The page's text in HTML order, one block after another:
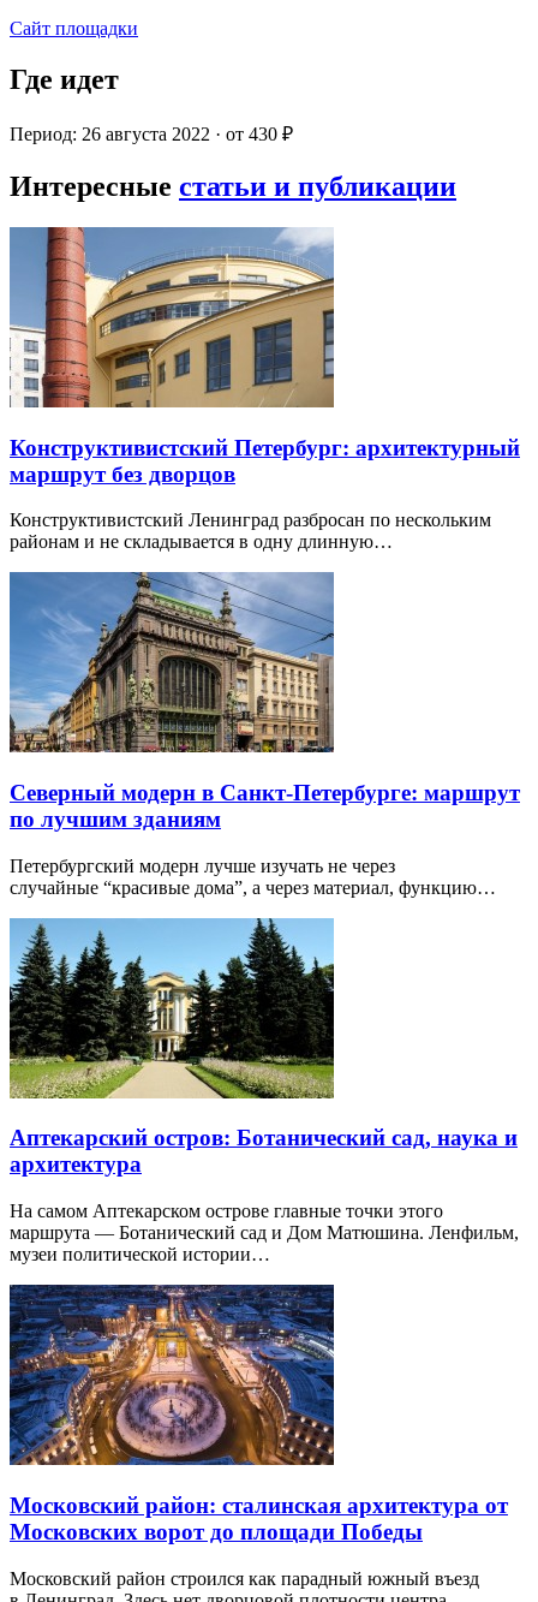
Сайт площадки
Где идет
Период: 26 августа 2022 · от 430 ₽
Интересные статьи и публикации
Конструктивистский Петербург: архитектурный
маршрут без дворцов
Конструктивистский Ленинград разбросан по нескольким
районам и не складывается в одну длинную…
Северный модерн в Санкт-Петербурге: маршрут
по лучшим зданиям
Петербургский модерн лучше изучать не через
случайные “красивые дома”, а через материал, функцию…
Аптекарский остров: Ботанический сад, наука и
архитектура
На самом Аптекарском острове главные точки этого
маршрута — Ботанический сад и Дом Матюшина. Ленфильм,
музеи политической истории…
Московский район: сталинская архитектура от
Московских ворот до площади Победы
Московский район строился как парадный южный въезд